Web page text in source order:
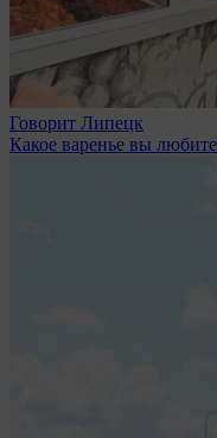
Говорит Липецк
Какое варенье вы